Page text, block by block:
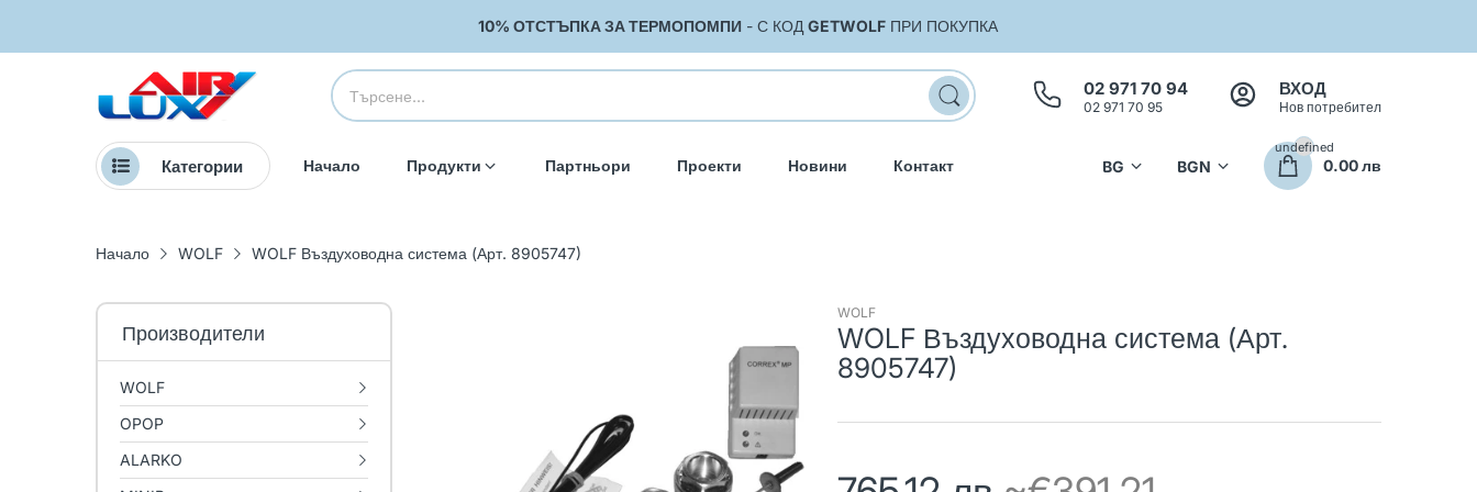
10% ОТСТЪПКА ЗА ТЕРМОПОМПИ - С КОДGETWOLF ПРИ ПОКУПКА
02 971 70 94
02 971 70 95
ВХОД
Нов потребител
Категории Начало Продукти Партньори Проекти Новини Контакт
undefined
0.00 лв
Начало WOLF WOLF Въздуховодна система (Арт. 8905747)
Производители
WOLF
OPOP
ALARKO
WOLF
WOLF Въздуховодна система (Арт.
8905747)